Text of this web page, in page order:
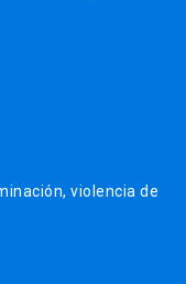
violencia de